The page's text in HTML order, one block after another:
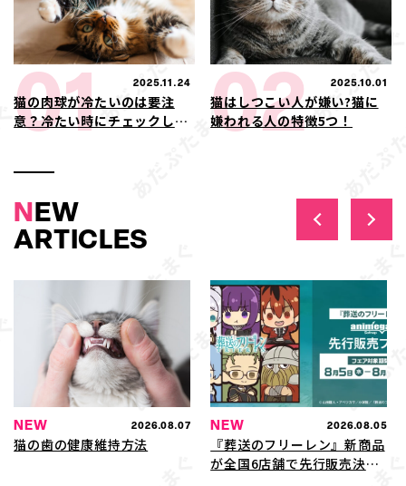
2025.11.24
猫の肉球が冷たいのは要注
意？冷たい時にチェックした
01 2025.10.01
猫はしつこい人が嫌い?猫に
嫌われる人の特徴5つ！
02
NEW
ARTICLES
NEW 2026.08.07
猫の歯の健康維持方法
NEW 2026.08.05
『葬送のフリーレン』新商品
が全国6店舗で先行販売決